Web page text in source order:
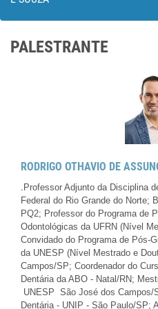
PALESTRANTE
RODRIGO OTHAVIO DE
. Professor Adjunto da Disciplina
Federal do Rio Grande do Norte;
PQ2; Professor do Programa de
Odontológicas da UFRN (Nível
Convidado do Programa de Pós-
da UNESP (Nível Mestrado e
Campos/SP; Coordenador do
Dentária da ABO - Natal/RN;
 UNESP  São José dos
Dentária - UNIP - São Paulo/SP;